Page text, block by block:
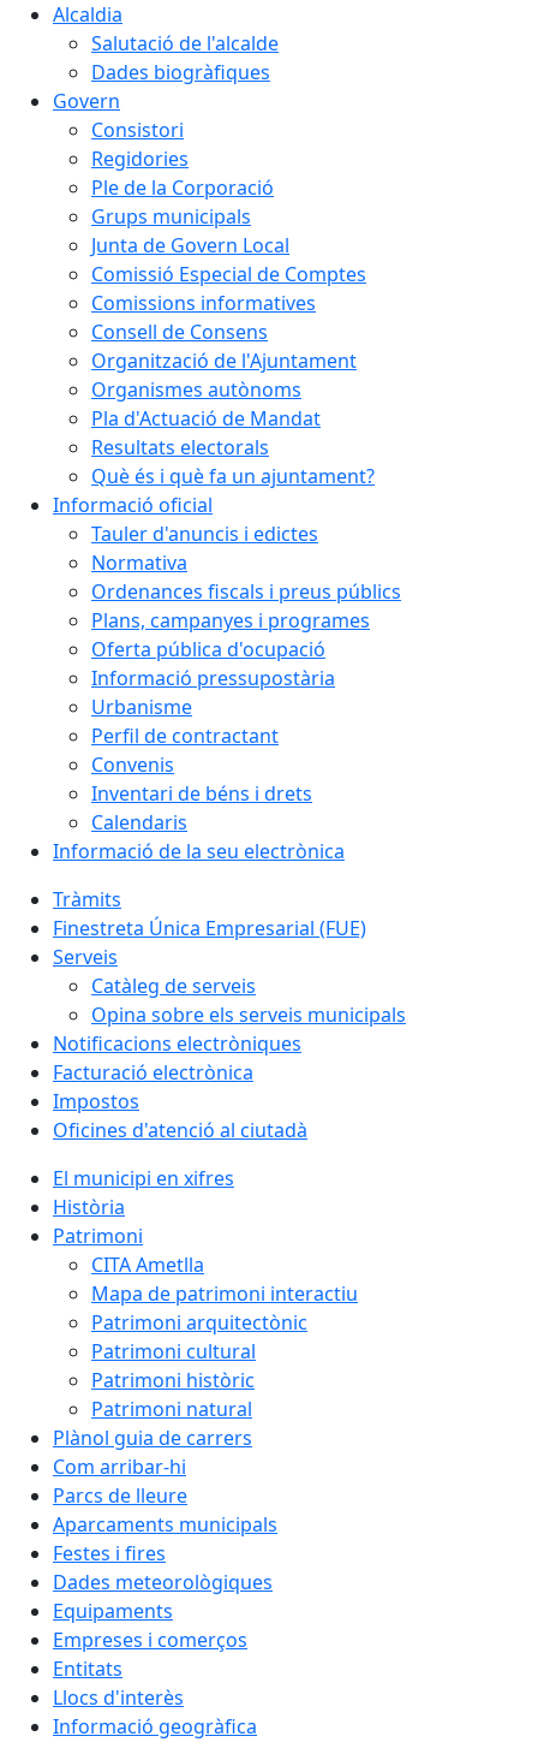
Alcaldia
Salutació de l'alcalde
Dades biogràfiques
Govern
Consistori
Regidories
Ple de la Corporació
Grups municipals
Junta de Govern Local
Comissió Especial de Comptes
Comissions informatives
Consell de Consens
Organització de l'Ajuntament
Organismes autònoms
Pla d'Actuació de Mandat
Resultats electorals
Què és i què fa un ajuntament?
Informació oficial
Tauler d'anuncis i edictes
Normativa
Ordenances fiscals i preus públics
Plans, campanyes i programes
Oferta pública d'ocupació
Informació pressupostària
Urbanisme
Perfil de contractant
Convenis
Inventari de béns i drets
Calendaris
Informació de la seu electrònica
Tràmits
Finestreta Única Empresarial (FUE)
Serveis
Catàleg de serveis
Opina sobre els serveis municipals
Notificacions electròniques
Facturació electrònica
Impostos
Oficines d'atenció al ciutadà
El municipi en xifres
Història
Patrimoni
CITA Ametlla
Mapa de patrimoni interactiu
Patrimoni arquitectònic
Patrimoni cultural
Patrimoni històric
Patrimoni natural
Plànol guia de carrers
Com arribar-hi
Parcs de lleure
Aparcaments municipals
Festes i fires
Dades meteorològiques
Equipaments
Empreses i comerços
Entitats
Llocs d'interès
Informació geogràfica